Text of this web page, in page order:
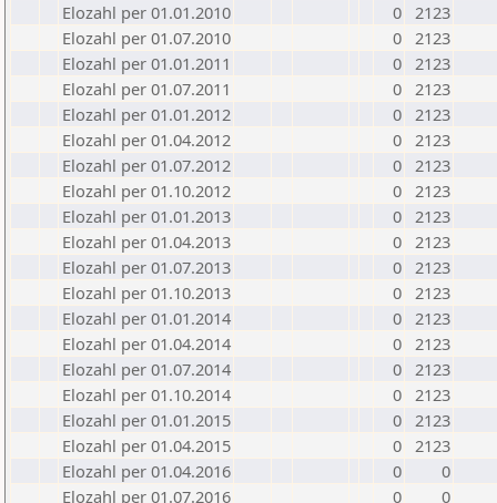
Elozahl per 01.01.2010
0 2123
Elozahl per 01.07.2010
0 2123
Elozahl per 01.01.2011
0 2123
Elozahl per 01.07.2011
0 2123
Elozahl per 01.01.2012
0 2123
Elozahl per 01.04.2012
0 2123
Elozahl per 01.07.2012
0 2123
Elozahl per 01.10.2012
0 2123
Elozahl per 01.01.2013
0 2123
Elozahl per 01.04.2013
0 2123
Elozahl per 01.07.2013
0 2123
Elozahl per 01.10.2013
0 2123
Elozahl per 01.01.2014
0 2123
Elozahl per 01.04.2014
0 2123
Elozahl per 01.07.2014
0 2123
Elozahl per 01.10.2014
0 2123
Elozahl per 01.01.2015
0 2123
Elozahl per 01.04.2015
0 2123
Elozahl per 01.04.2016
0
0
Elozahl per 01.07.2016
0
0